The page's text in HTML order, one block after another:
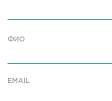
ФИО
EMAIL